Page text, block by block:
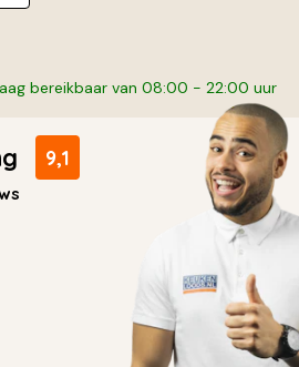
bereikbaar van 08:00 - 22:00 uur
9,1